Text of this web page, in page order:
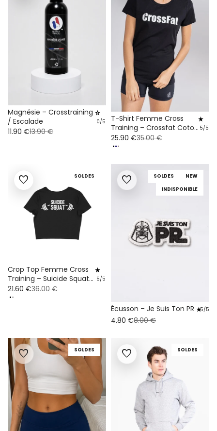
Magnésie – Crosstraining
/ Escalade
star_rate
0/5
11.90 €13.90 €
T-Shirt Femme Cross
Training – Crossfat Coton
Bio
star_rate
5/5
25.90 €35.00 €
SOLDES
favorite
Crop Top Femme Cross
Training – Suicide Squat
Coton Bio
star_rate
5/5
21.60 €36.00 €
SOLDES
NEW
INDISPONIBLE
favorite
Écusson – Je Suis Ton PR star_rate5/5
4.80 €8.00 €
SOLDES
favorite SOLDES
favorite